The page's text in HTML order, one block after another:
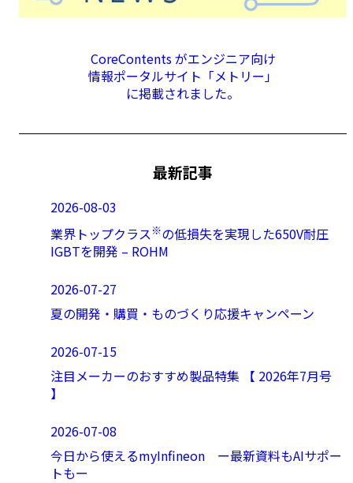
CoreContents がエンジニア向け
情報ポータルサイト「メトリー」
に掲載されました。
最新記事
2026-08-03
業界トップクラス ※の低損失を実現した650V耐圧
IGBTを開発 – ROHM
2026-07-27
夏の開発・購買・ものづくり応援キャンペーン
2026-07-15
注目メーカーのおすすめ製品特集 【 2026年7月号
】
2026-07-08
今日から使えるmyInfineon ー最新資料もAIサポー
トもー